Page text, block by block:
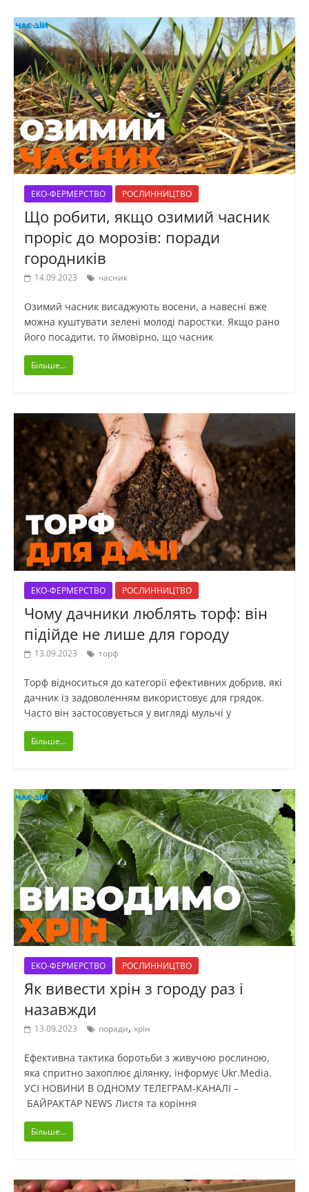
ЕКО-ФЕРМЕРСТВО РОСЛИННИЦТВО
Що робити, якщо озимий часник
проріс до морозів: поради
городників
14.09.2023 часник
Озимий часник висаджують восени, а навесні вже
можна куштувати зелені молоді паростки. Якщо рано
його посадити, то ймовірно, що часник
Більше...
ЕКО-ФЕРМЕРСТВО РОСЛИННИЦТВО
Чому дачники люблять торф: він
підійде не лише для городу
13.09.2023 торф
Торф відноситься до категорії ефективних добрив, які
дачник із задоволенням використовує для грядок.
Часто він застосовується у вигляді мульчі у
Більше...
ЕКО-ФЕРМЕРСТВО РОСЛИННИЦТВО
Як вивести хрін з городу раз і
назавжди
13.09.2023 поради, хрін
Ефективна тактика боротьби з живучою рослиною,
яка спритно захоплює ділянку, інформує Ukr.Media.
УСІ НОВИНИ В ОДНОМУ ТЕЛЕГРАМ-КАНАЛІ –
БАЙРАКТАР NEWS Листя та коріння
Більше...